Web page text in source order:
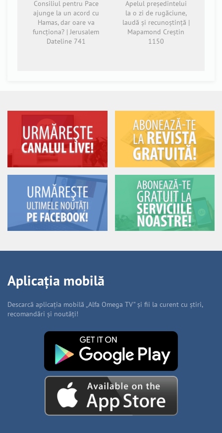
Consiliul pentru Pace
ajunge la un acord cu
Hamas, dar oare va
funcționa? | Jerusalem
Dateline 741
Apelul președintelui
la o zi de rugăciune,
laudă și recunoștință |
Mapamond Creștin
1150
Aplicația mobilă
Descarcă aplicația mobilă „Alfa Omega TV” și fii la curent cu știri,
recomandări și noutăți!